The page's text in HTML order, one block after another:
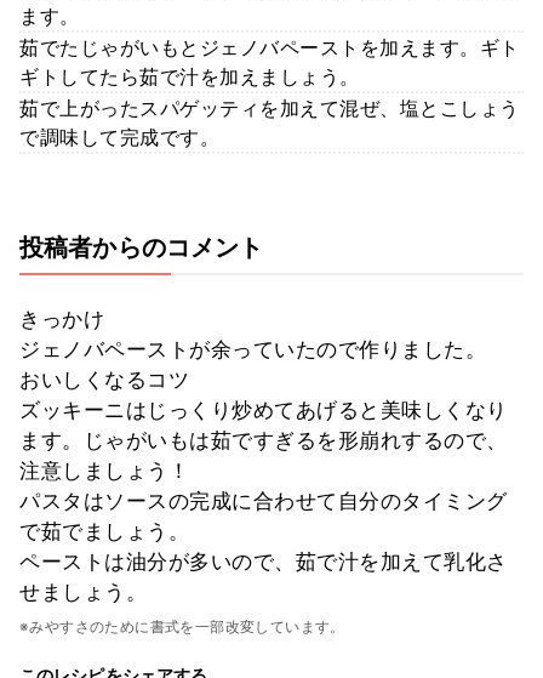
ます。
茹でたじゃがいもとジェノバペーストを加えます。ギト
ギトしてたら茹で汁を加えましょう。
茹で上がったスパゲッティを加えて混ぜ、塩とこしょう
で調味して完成です。
投稿者からのコメント
きっかけ
ジェノバペーストが余っていたので作りました。
おいしくなるコツ
ズッキーニはじっくり炒めてあげると美味しくなり
ます。じゃがいもは茹ですぎるを形崩れするので、
注意しましょう！
パスタはソースの完成に合わせて自分のタイミング
で茹でましょう。
ペーストは油分が多いので、茹で汁を加えて乳化さ
せましょう。
※みやすさのために書式を一部改変しています。